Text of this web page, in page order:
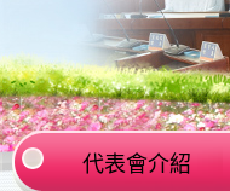
代表會介紹